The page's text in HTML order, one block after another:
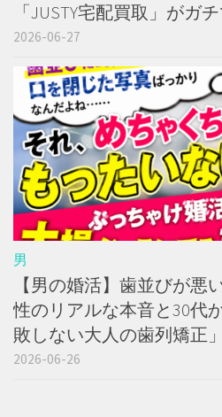
「JUSTY宅配買取」がガ
2026-06-27
男
【男の婚活】歯並びが悪
性のリアルな本音と30代
敗しない大人の歯列矯正
2026-06-26